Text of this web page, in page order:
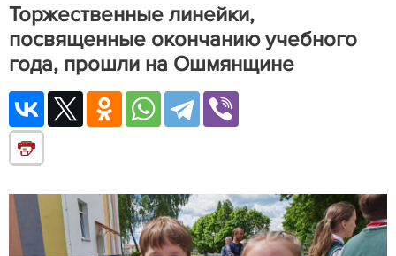
Торжественные линейки,
посвященные окончанию учебного
года, прошли на Ошмянщине